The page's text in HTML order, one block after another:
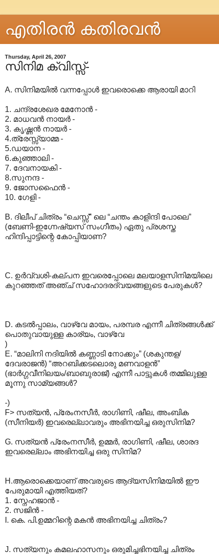
എതിരന്‍ കതിരവന്‍
Thursday, April 26, 2007
സിനിമ ക്വിസ്സ്-
A. സിനിമയില്‍ വന്നപ്പോള്‍ ഇവരൊക്കെ ആരായി മാറി
1. ചന്ദ്രശേഖര മേനോന്‍ -
2. മാധവന്‍ നായര്‍ -
3. കൃഷ്ണന്‍ നായര്‍ -
4.ത്രേസ്സ്യാമ്മ -
5.ഡയാന -
6.കുഞ്ഞാലി -
7. ദേവനായകി -
8.സുനന്ദ -
9. ജോസഫൈന്‍ -
10. ഗേളി -
B. ദിലീപ് ചിത്രം “ചെസ്സ്” ലെ “ചന്തം കാളിന്ദി പോലെ”
(ബേണി-ഇഗ്നേഷ്യസ് സംഗീതം) ഏതു പ്രശസ്ത
ഹിന്ദിപ്പാട്ടിന്റെ കോപ്പിയാണ?
C. ഉര്‍വ്വശി-കല്പന ഇവരെപ്പോലെ മലയാളസിനിമയിലെ
കുറഞ്ഞത് അഞ്ച് സഹോദരദ്വയങ്ങളുടെ പേരുകള്‍?
D. കടല്‍പ്പാലം, വാഴ്വേ മായം, പരമ്പര എന്നീ ചിത്രങ്ങള്‍ക്ക്
പൊതുവായുള്ള കാര്യം, വാഴ്വേ
)
E. “മാലിനി നദിയില്‍ കണ്ണാടി നോക്കും” (ശകുന്തള/
ദേവരാജന്‍) “അറബിക്കടലൊരു മണവാളന്‍”
(ഭാര്‍ഗ്ഗവീനിലയം/ബാബുരാജ്) എന്നീ പാട്ടുകള്‍‍ തമ്മിലുള്ള
മൂന്നു സാമ്യങ്ങള്‍?
-)
F> സത്യന്‍, പ്രേംനസീര്‍, രാഗിണി, ഷീല, അംബിക
(സീനിയര്‍) ഇവരെല്ലാവരും അഭിനയിച്ച ഒരുസിനിമ?
G. സത്യന്‍ പ്രേംനസീര്‍, ഉമ്മര്‍, രാഗിണി, ഷീല, ശാരദ
ഇവരെല്ലാം അഭിനയിച്ച ഒരു സിനിമ?
H.ആരൊക്കെയാണ് അവരുടെ ആദ്യസിനിമയില്‍ ഈ
പേരുമായി എത്തിയത്?
1. സ്നേഹജാന്‍ -
2. സജിന്‍ -
I. കെ. പി.ഉമ്മറിന്റെ മകന്‍ അഭിനയിച്ച ചിത്രം?
J. സത്യനും കമലഹാസനും ഒരുമിച്ചഭിനയിച്ച ചിത്രം